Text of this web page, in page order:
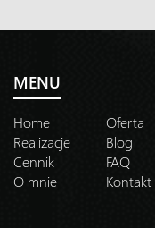
MENU
Home
Oferta
Realizacje
Blog
Cennik
FAQ
O mnie
Kontakt